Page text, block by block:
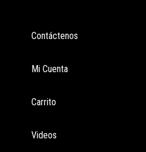
Contáctenos
Mi Cuenta
Carrito
Videos